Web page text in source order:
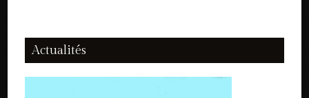
Actualités